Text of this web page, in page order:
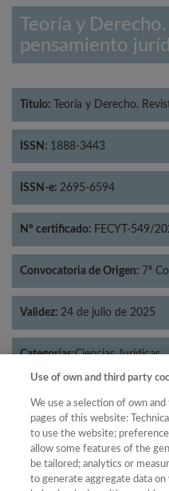
Teoría y
pensamiento
Título: Teoría y Derecho.
ISSN: 1888-3443
ISSN-e: 2695-6594
Nº certificado: FECYT-549/
Convocatoria de Origen: 7ª
Validez: 24 de julio de 2025
Categorías:Ciencias Jurídicas
Año
Año Filtrar
Use of own and third party
We use a selection of own
pages of this website:
to use the website;
allow some features of the
be tailored; analytics or
to generate aggregate data